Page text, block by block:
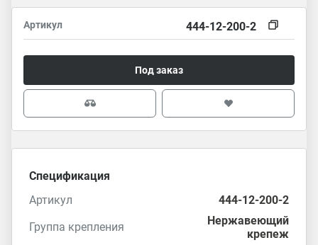
Артикул 444-12-200-2
Под заказ
Спецификация
Артикул
444-12-200-2
Группа крепления
Нержавеющий
крепеж